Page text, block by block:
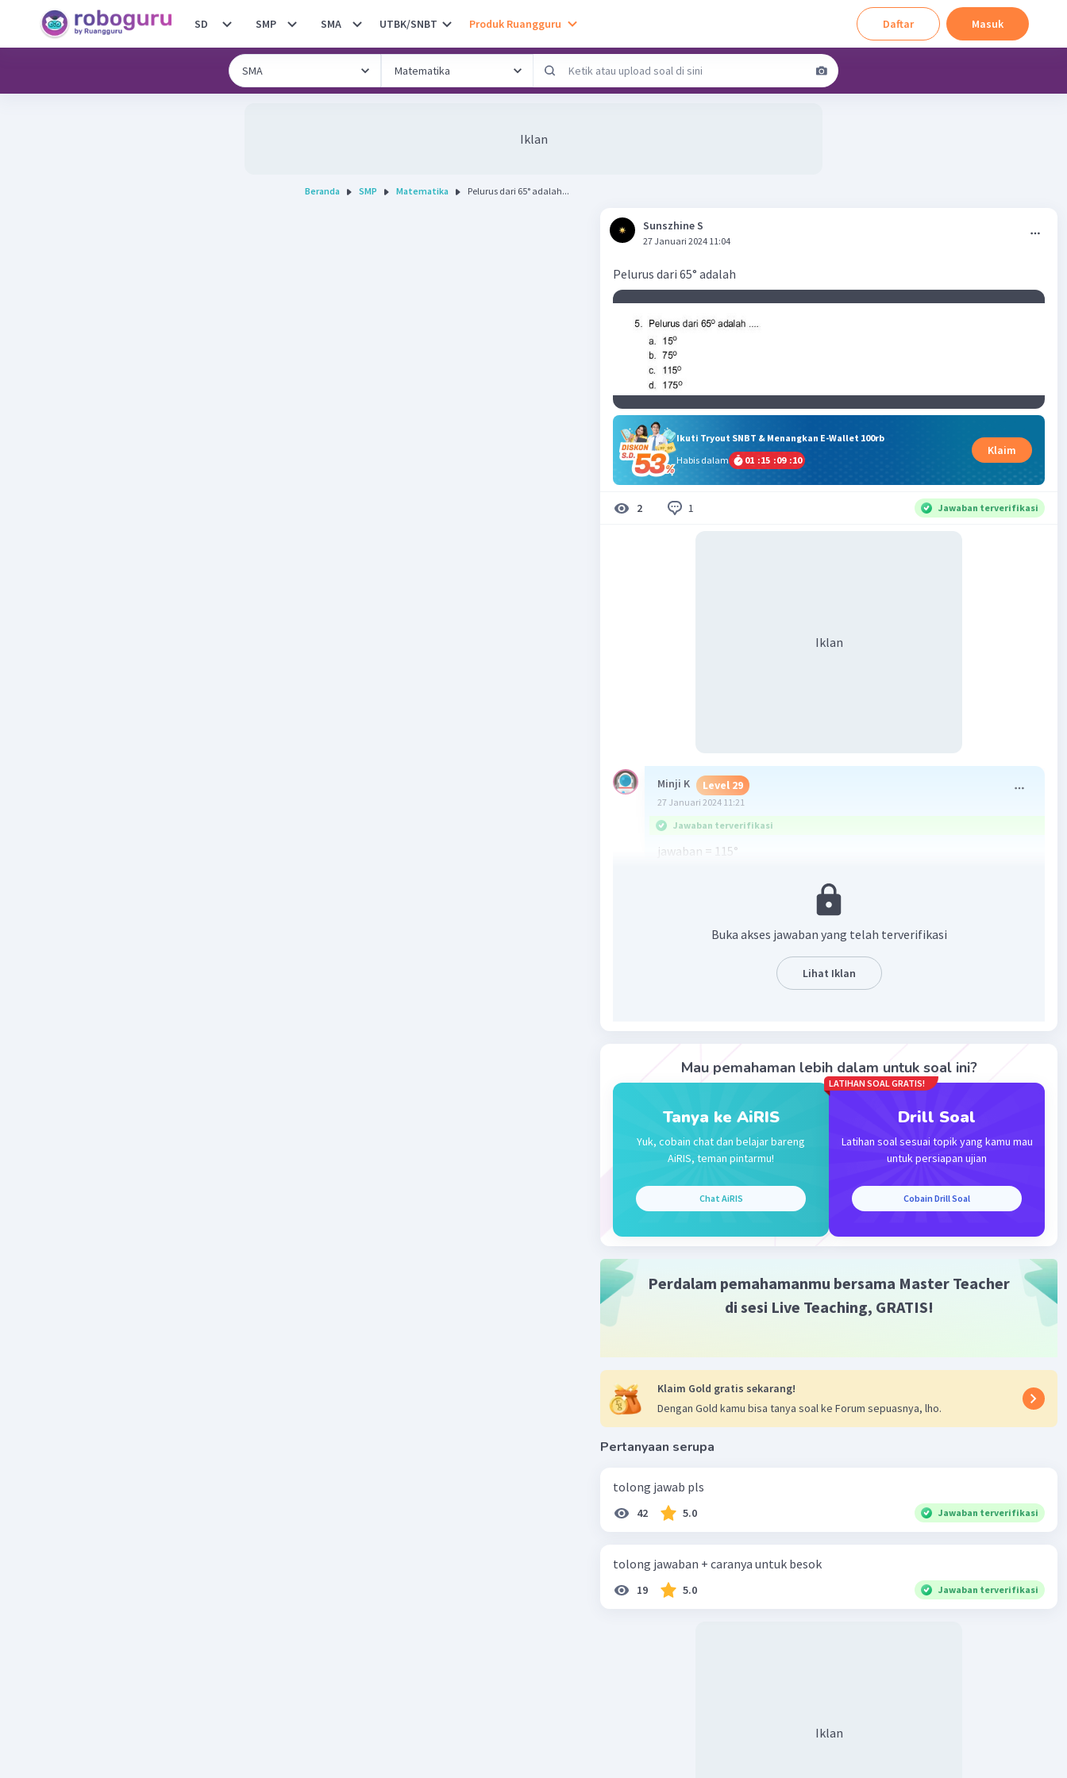
SD SMP SMA UTBK/SNBT Produk Ruangguru Daftar Masuk
Iklan
Beranda SMP Matematika Pelurus dari 65° adalah...
Sunszhine S
27 Januari 2024 11:04
Pelurus dari 65° adalah
Ikuti Tryout SNBT & Menangkan E-Wallet 100rb
Habis dalam
01 :15 :09 :10
Klaim
2 1 Jawaban terverifikasi
Iklan
Minji K Level 29
27 Januari 2024 11:21
Jawaban terverifikasi
jawaban = 115°
sudut pelurus adalah dua sudut yang dijumlah menjadi 180°
65 + x = 180Buka akses jawaban yang telah terverifikasi
Lihat Iklan
Mau pemahaman lebih dalam untuk soal ini?
Tanya ke AiRIS
Yuk, cobain chat dan belajar bareng
AiRIS, teman pintarmu!
Chat AiRIS
LATIHAN SOAL GRATIS!
Drill Soal
Latihan soal sesuai topik yang kamu mau
untuk persiapan ujian
Cobain Drill Soal
Perdalam pemahamanmu bersama Master Teacher
di sesi Live Teaching, GRATIS!
Klaim Gold gratis sekarang!
Dengan Gold kamu bisa tanya soal ke Forum sepuasnya, lho.
Pertanyaan serupa
tolong jawab pls
42 5.0 Jawaban terverifikasi
tolong jawaban + caranya untuk besok
19 5.0 Jawaban terverifikasi
Iklan